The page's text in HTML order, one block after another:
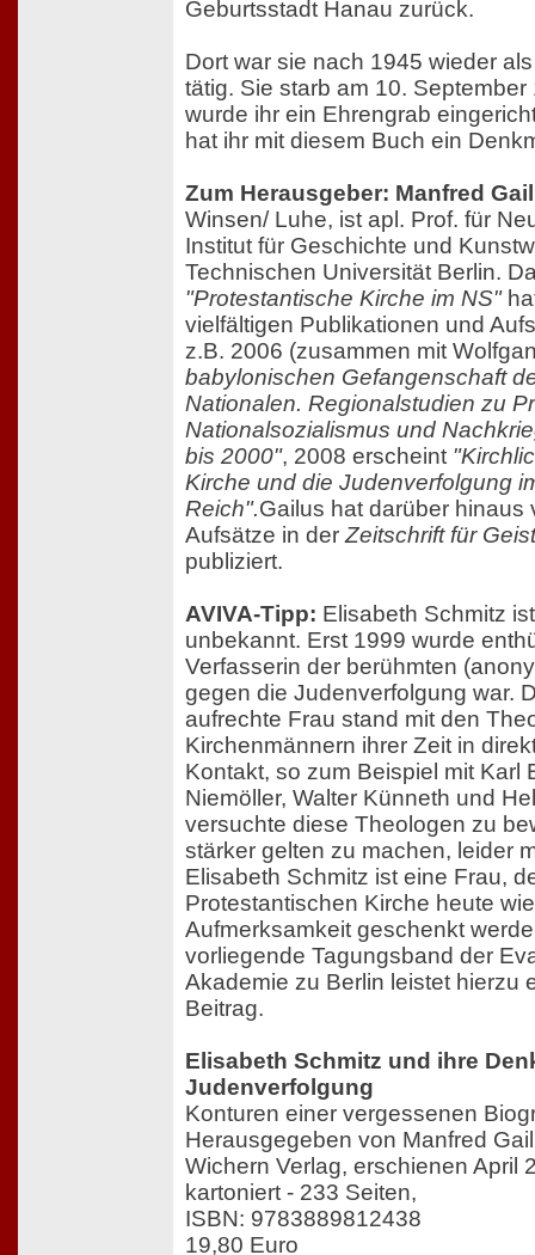
Geburtsstadt Hanau zurück.
Dort war sie nach 1945 wieder
tätig. Sie starb am 10.
wurde ihr ein Ehrengrab
hat ihr mit diesem Buch ein
Zum Herausgeber: Manfred
Winsen/ Luhe, ist apl. Prof. für
Institut für Geschichte und
Technischen Universität Berlin.
"Protestantische Kirche im NS"
vielfältigen Publikationen und
z.B. 2006 (zusammen mit
babylonischen Gefangenschaft
Nationalen. Regionalstudien zu
Nationalsozialismus und
bis 2000", 2008 erscheint
Kirche und die Judenverfolgung
Reich".Gailus hat darüber hinaus
Aufsätze in derZeitschrift für
publiziert.
AVIVA-Tipp: Elisabeth Schmitz
unbekannt. Erst 1999 wurde
Verfasserin der berühmten
gegen die Judenverfolgung war.
aufrechte Frau stand mit den
Kirchenmännern ihrer Zeit in
Kontakt, so zum Beispiel mit Karl
Niemöller, Walter Künneth und
versuchte diese Theologen zu
stärker gelten zu machen, leider
Elisabeth Schmitz ist eine Frau,
Protestantischen Kirche heute
Aufmerksamkeit geschenkt
vorliegende Tagungsband der
Akademie zu Berlin leistet hierzu
Beitrag.
Elisabeth Schmitz und ihre
Judenverfolgung
Konturen einer vergessenen
Herausgegeben von Manfred
Wichern Verlag, erschienen April
kartoniert - 233 Seiten,
ISBN: 9783889812438
19,80 Euro